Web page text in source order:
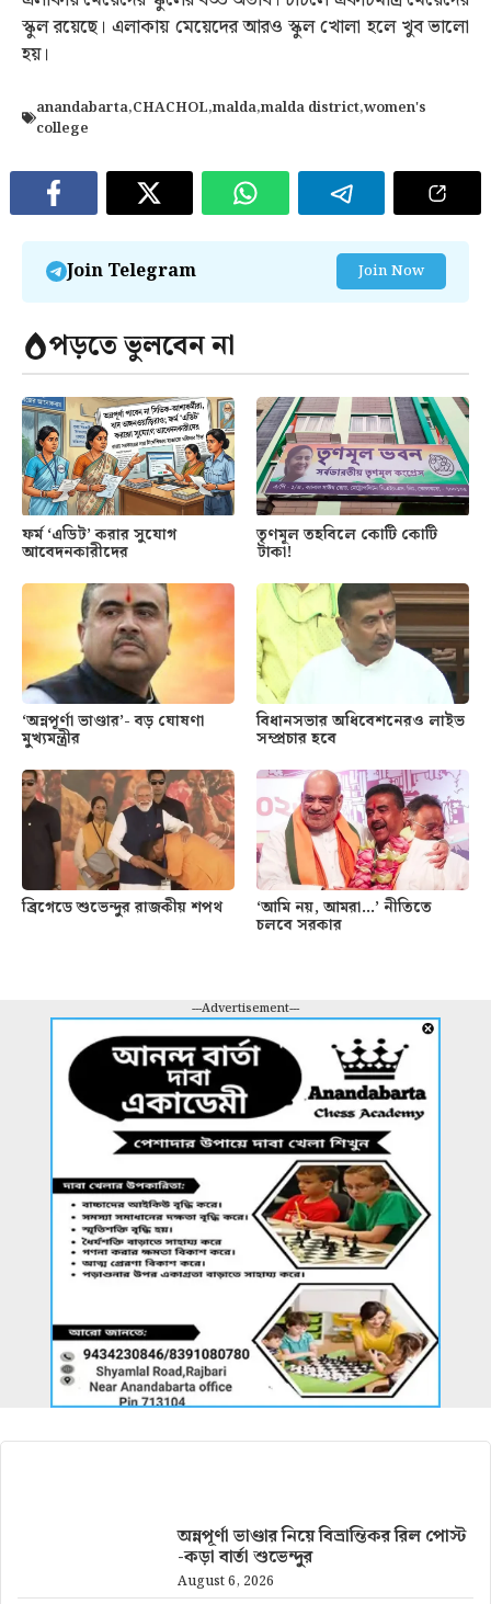
স্কুল রয়েছে। এলাকায় মেয়েদের আরও স্কুল খোলা হলে খুব ভালো
হয়।
anandabarta,CHACHOL,malda,malda district,women's
college
Join Telegram Join Now
পড়তে ভুলবেন না
ফর্ম ‘এডিট’ করার সুযোগ
আবেদনকারীদের
তৃণমূল তহবিলে কোটি কোটি
টাকা!
‘অন্নপূর্ণা ভাণ্ডার’- বড় ঘোষণা
মুখ্যমন্ত্রীর
বিধানসভার অধিবেশনেরও লাইভ
সম্প্রচার হবে
ব্রিগেডে শুভেন্দুর রাজকীয় শপথ ‘আমি নয়, আমরা…’ নীতিতে
চলবে সরকার
---Advertisement---
অন্নপূর্ণা ভাণ্ডার নিয়ে বিভ্রান্তিকর রিল পোস্ট
-কড়া বার্তা শুভেন্দুর
August 6, 2026